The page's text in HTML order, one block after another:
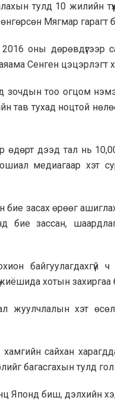
тулд 10 жилийн
Мягмар
оны дөрөвдүгээр
Сенген цэцэрлэгт
зочдын тоо огцом
тав тухад ноцтой
өдөрт дээд тал нь
медиагаар хэт
бие засах өрөөг
зассан, шаардлага
байгуулагдахгүй
хотын
жуулчлалын хэт
сайхан
багасгахын тулд
Японд биш, дэлхийн